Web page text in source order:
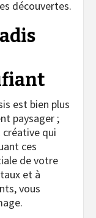
découvertes.
est bien plus
paysager ;
créative qui
ces
de votre
et à
vous